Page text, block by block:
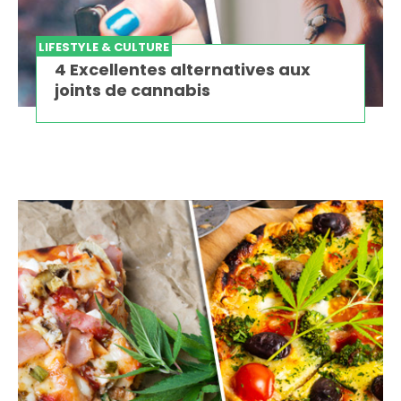
LIFESTYLE & CULTURE
4 Excellentes alternatives aux
joints de cannabis